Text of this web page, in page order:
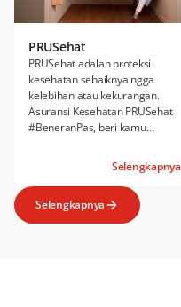
PRUSehat
PRUSehat adalah proteksi
kesehatan sebaiknya ngga
kelebihan atau kekurangan.
Asuransi Kesehatan PRUSehat
#BeneranPas, beri kamu
Rawat Jalan sesuai kebutuhanmu.
Selengkapnya
Selengkapnya